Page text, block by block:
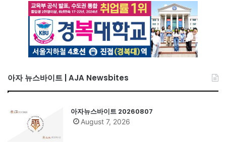
아자 뉴스바이트 | AJA Newsbites
아자뉴스바이트 20260807
August 7, 2026